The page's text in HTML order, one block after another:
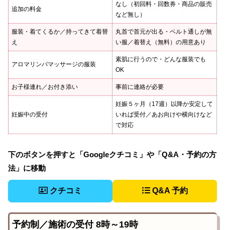
追加の料金
なし（初回料・回数券・商品の販売
など無し）
服装・着てくるか／持ってきて着替
え
丸首で首元が出る・ベルト通しが無
い服／着替え（無料）の用意あり
アロマリンパマッサージの服装
素肌に行うので・どんな服装でも
OK
お子様連れ／お付き添い 事前に連絡が必要
妊娠中の受付
妊娠５ヶ月（17週）以降か安定して
いれば受付／あお向けや横向けなど
で対応
下のボタンを押すと「Googleクチコミ」や「Q&A・予約の方
法」に移動
クチコミ Q&A 予約
予約制／施術の受付 8時～19時